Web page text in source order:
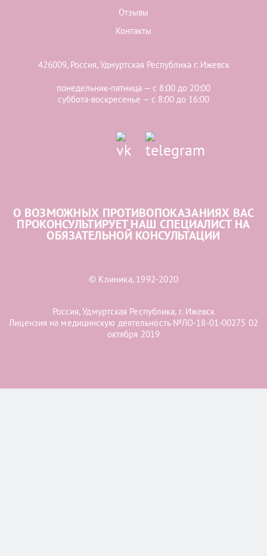
Отзывы
Контакты
426009, Россия, Удмуртская Республика г. Ижевск
понедельник-пятница — с 8:00 до 20:00
суббота-воскресенье — с 8:00 до 16:00
О ВОЗМОЖНЫХ ПРОТИВОПОКАЗАНИЯХ ВАС
ПРОКОНСУЛЬТИРУЕТ НАШ СПЕЦИАЛИСТ НА
ОБЯЗАТЕЛЬНОЙ КОНСУЛЬТАЦИИ
© Клиника, 1992-2020
Россия, Удмуртская Республика, г. Ижевск
Лицензия на медицинскую деятельность №ЛО-18-01-00275 02
октября 2019